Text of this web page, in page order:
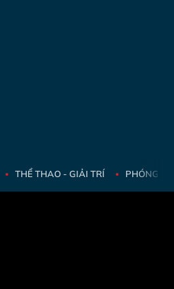
THỂ THAO - GIẢI TRÍ PHÓNG